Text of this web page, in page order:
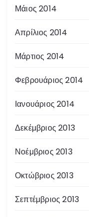
Μάιος 2014
Απρίλιος 2014
Μάρτιος 2014
Φεβρουάριος 2014
Ιανουάριος 2014
Δεκέμβριος 2013
Νοέμβριος 2013
Οκτώβριος 2013
Σεπτέμβριος 2013